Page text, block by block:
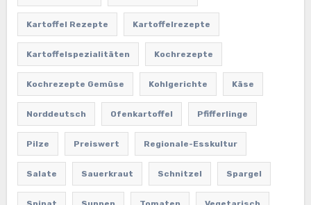
Kartoffel Rezepte Kartoffelrezepte
Kartoffelspezialitäten Kochrezepte
Kochrezepte Gemüse Kohlgerichte Käse
Norddeutsch Ofenkartoffel Pfifferlinge
Pilze Preiswert Regionale-Esskultur
Salate Sauerkraut Schnitzel Spargel